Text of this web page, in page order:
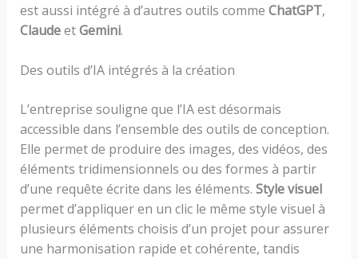
est aussi intégré à d’autres outils comme ChatGPT,
ClaudeetGemini.
Des outils d’IA intégrés à la création
L’entreprise souligne que l’IA est désormais
accessible dans l’ensemble des outils de conception.
Elle permet de produire des images, des vidéos, des
éléments tridimensionnels ou des formes à partir
d’une requête écrite dans les éléments. Style visuel
permet d’appliquer en un clic le même style visuel à
plusieurs éléments choisis d’un projet pour assurer
une harmonisation rapide et cohérente, tandis